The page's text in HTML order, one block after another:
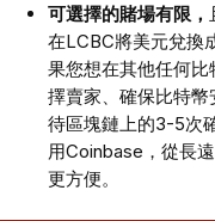
可選擇的賭場有限，
在LCBC將美元兌換
果您想在其他任何
擇賣家、確保比特
待區塊鏈上的3-5次
用Coinbase，從長
更方便。